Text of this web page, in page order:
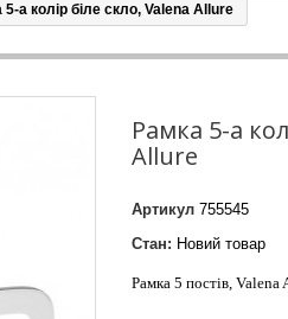
LEGRAND
LEZARD
Lezard Deriy
5-а колір біле скло, Valena Allure
Рамка 5-а
Allure
Артикул 755545
Стан: Новий товар
Рамка 5 постів, Valena